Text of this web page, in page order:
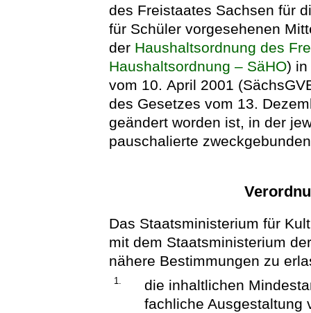
des Freistaates Sachsen für
für Schüler vorgesehenen
der Haushaltsordnung des
Haushaltsordnung – SäHO) in
vom 10. April 2001
des Gesetzes vom 13.
geändert worden ist, in der
pauschalierte
Das Staatsministerium für
mit dem Staatsministerium
nähere Bestimmungen zu
1.
die inhaltlichen
fachliche Ausgestaltung